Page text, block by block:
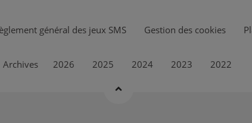
général des jeux SMS Gestion des cookies
Archives 2026 2025 2024 2023 2022